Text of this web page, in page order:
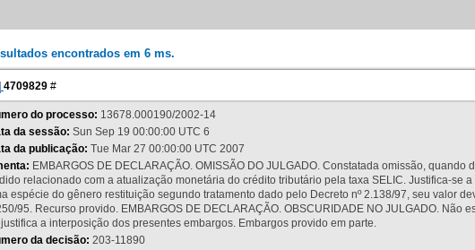
encontrados em 6 ms.
4709829 #
do processo: 13678.000190/2002-14
da sessão: Sun Sep 19 00:00:00 UTC 6
da publicação: Tue Mar 27 00:00:00 UTC 2007
EMBARGOS DE DECLARAÇÃO. OMISSÃO DO JULGADO. Constatada omissão,
relacionado com a atualização monetária do crédito tributário pela taxa SELIC. Justifica-se
espécie do gênero restituição segundo tratamento dado pelo Decreto nº 2.138/97, seu valor
95. Recurso provido. EMBARGOS DE DECLARAÇÃO. OBSCURIDADE NO JULGADO.
a interposição dos presentes embargos. Embargos provido em parte.
da decisão: 203-11890